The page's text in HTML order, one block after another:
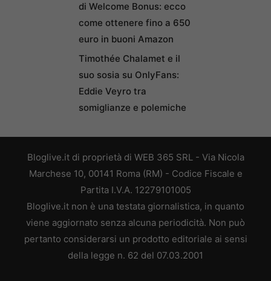
di Welcome Bonus: ecco
come ottenere fino a 650
euro in buoni Amazon
Timothée Chalamet e il
suo sosia su OnlyFans:
Eddie Veyro tra
somiglianze e polemiche
Bloglive.it di proprietà di WEB 365 SRL - Via Nicola
Marchese 10, 00141 Roma (RM) - Codice Fiscale e
Partita I.V.A. 12279101005
Bloglive.it non è una testata giornalistica, in quanto
viene aggiornato senza alcuna periodicità. Non può
pertanto considerarsi un prodotto editoriale ai sensi
della legge n. 62 del 07.03.2001